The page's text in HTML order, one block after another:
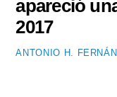
apareció
2017
ANTONIO H.